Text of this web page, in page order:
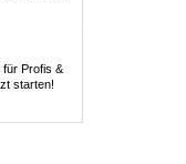
für Profis &
starten!